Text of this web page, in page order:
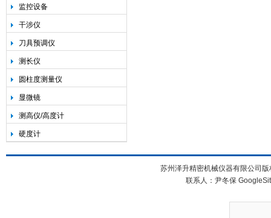
监控设备
干涉仪
刀具预调仪
测长仪
圆柱度测量仪
显微镜
测高仪/高度计
硬度计
苏州泽升精密机械仪器有限公司
联系人：尹冬保